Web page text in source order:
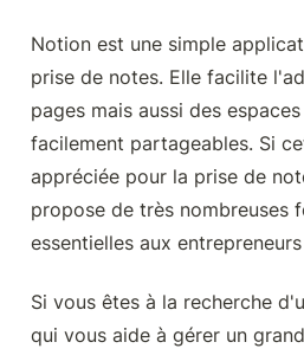
Notion est une simple
prise de notes. Elle facilite
pages mais aussi des
facilement partageables. Si
appréciée pour la prise de
propose de très nombreuses
essentielles aux
Si vous êtes à la recherche
qui vous aide à gérer un